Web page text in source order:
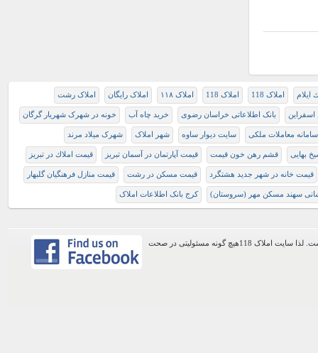
ايلام املاک 118 املاک 118 املاک ۱۱۸ املاک رایگان املاک رشت
اسفراین بانک اطلاعاتی خراسان رضوی خرید چاه آب خونه در شهرک شهریار گرگان
سامانه معاملات ملکی سایت دیوار ساوه شهر املاک شهرک میلاد مرند
بهایی قشم رهن خون قیمت قيمت آپارتمان در آسمان تبريز قيمت املاك در تبريز
قیمت خانه در شهر جدید هشتگرد قیمت مسکن در رشت قیمت منازل فرهنگیان گلبهار
سهند مسکن مهر (سروستان) کرج بانک اطلاعات املاک
اطلاعات موجود در این وب سایت از طریق کاربران عمومی سایت ثبت شده است. لذا سایت املاک 118هیچ گونه مسئولیتی در صحت